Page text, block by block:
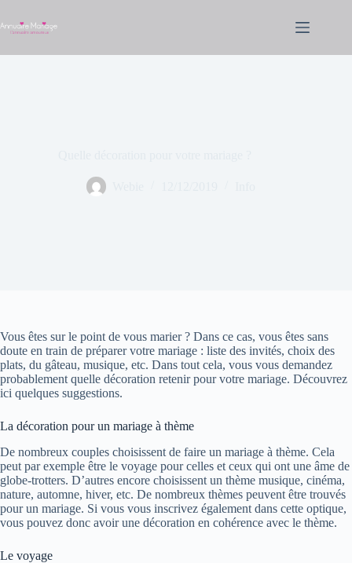
au
contenu
Vous êtes sur le point de vous marier ? Dans ce cas, vous êtes sans
doute en train de préparer votre mariage : liste des invités, choix des
plats, du gâteau, musique, etc. Dans tout cela, vous vous demandez
probablement quelle décoration retenir pour votre mariage. Découvrez
ici quelques suggestions.
La décoration pour un mariage à thème
De nombreux couples choisissent de faire un mariage à thème. Cela
peut par exemple être le voyage pour celles et ceux qui ont une âme de
globe-trotters. D’autres encore choisissent un thème musique, cinéma,
nature, automne, hiver, etc. De nombreux thèmes peuvent être trouvés
pour un mariage. Si vous vous inscrivez également dans cette optique,
vous pouvez donc avoir une décoration en cohérence avec le thème.
Le voyage